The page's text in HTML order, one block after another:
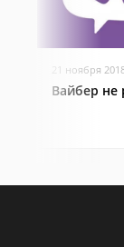
21 ноября
Вайбер не